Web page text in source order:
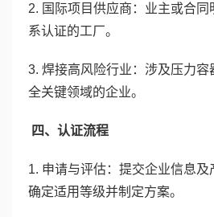
2. 国际项目供应商：业主或合
系认证的工厂。
3. 焊接高风险行业：涉及压力容
全关键领域的企业。
四、认证流程
1. 申请与评估：提交企业信息
确定适用等级并制定方案。